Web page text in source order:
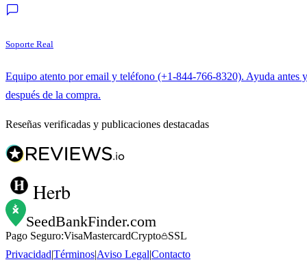
Soporte Real
Equipo atento por email y teléfono (+1-844-766-8320). Ayuda antes y
después de la compra.
Reseñas verificadas y publicaciones destacadas
Herb
SeedBankFinder.com
Pago Seguro:VisaMastercardCrypto
SSL
PrivacidadTérminosAviso LegalContacto